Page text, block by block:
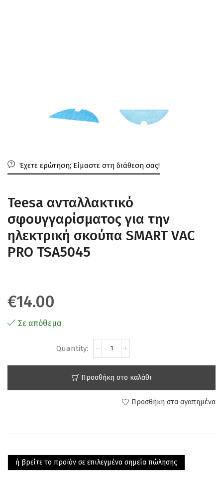
Έχετε ερώτηση; Είμαστε στη διάθεση σας!
Teesa ανταλλακτικό
σφουγγαρίσματος για την
ηλεκτρική σκούπα SMART VAC
PRO TSA5045
€14.00
Σε απόθεμα
Προσθήκη στο καλάθι
Προσθήκη στα αγαπημένα
ή βρείτε το προϊόν σε επιλεγμένα σημεία πώλησης